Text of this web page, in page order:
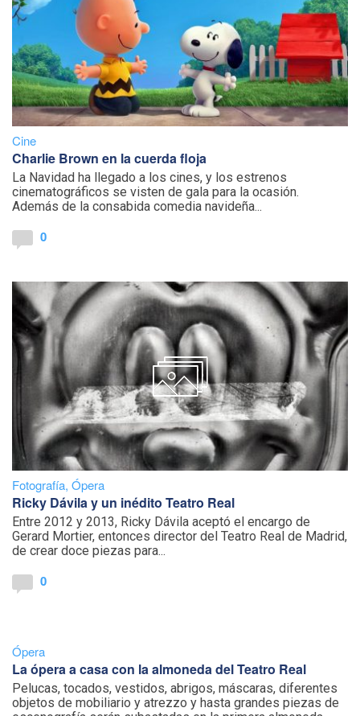
Cine
Charlie Brown en la cuerda floja
La Navidad ha llegado a los cines, y los estrenos
cinematográficos se visten de gala para la ocasión.
Además de la consabida comedia navideña...
0
Fotografía, Ópera
Ricky Dávila y un inédito Teatro Real
Entre 2012 y 2013, Ricky Dávila aceptó el encargo de
Gerard Mortier, entonces director del Teatro Real de Madrid,
de crear doce piezas para...
0
Ópera
La ópera a casa con la almoneda del Teatro Real
Pelucas, tocados, vestidos, abrigos, máscaras, diferentes
objetos de mobiliario y atrezzo y hasta grandes piezas de